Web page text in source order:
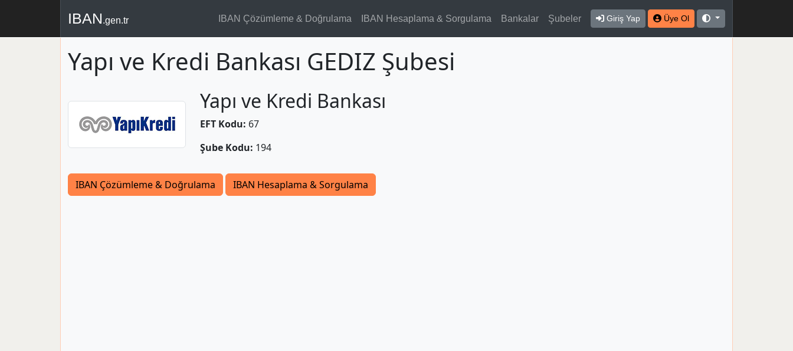
IBAN.gen.tr IBAN Çözümleme & Doğrulama IBAN Hesaplama & Sorgulama Bankalar Şubeler Giriş Yap Üye Ol
Yapı ve Kredi Bankası GEDIZ Şubesi
Yapı ve Kredi Bankası
EFT Kodu: 67
Şube Kodu: 194
IBAN Çözümleme & Doğrulama IBAN Hesaplama & Sorgulama